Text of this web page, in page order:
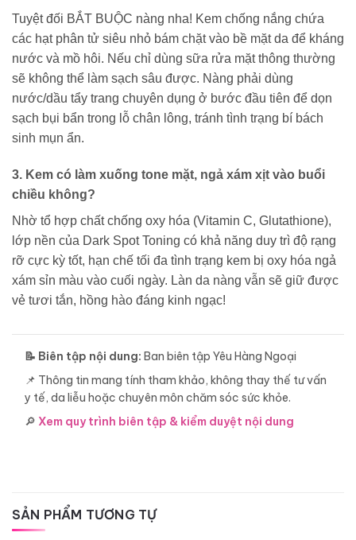
Tuyệt đối BẮT BUỘC nàng nha! Kem chống nắng chứa
các hạt phân tử siêu nhỏ bám chặt vào bề mặt da để kháng
nước và mồ hôi. Nếu chỉ dùng sữa rửa mặt thông thường
sẽ không thể làm sạch sâu được. Nàng phải dùng
nước/dầu tẩy trang chuyên dụng ở bước đầu tiên để dọn
sạch bụi bẩn trong lỗ chân lông, tránh tình trạng bí bách
sinh mụn ẩn.
3. Kem có làm xuống tone mặt, ngả xám xịt vào buổi
chiều không?
Nhờ tổ hợp chất chống oxy hóa (Vitamin C, Glutathione),
lớp nền của Dark Spot Toning có khả năng duy trì độ rạng
rỡ cực kỳ tốt, hạn chế tối đa tình trạng kem bị oxy hóa ngả
xám sỉn màu vào cuối ngày. Làn da nàng vẫn sẽ giữ được
vẻ tươi tắn, hồng hào đáng kinh ngạc!
📝 Biên tập nội dung: Ban biên tập Yêu Hàng Ngoại
📌 Thông tin mang tính tham khảo, không thay thế tư vấn
y tế, da liễu hoặc chuyên môn chăm sóc sức khỏe.
🔎 Xem quy trình biên tập & kiểm duyệt nội dung
SẢN PHẨM TƯƠNG TỰ